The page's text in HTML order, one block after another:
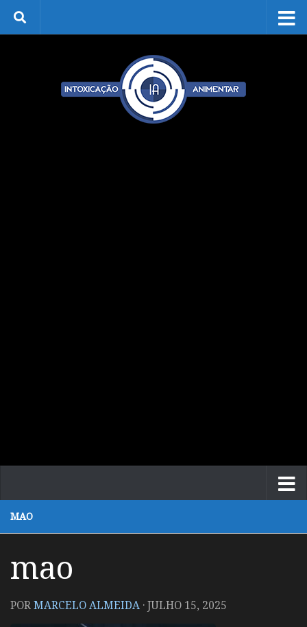
Skip to content
MAO
mao
PORMARCELO ALMEIDA ·JULHO 15, 2025